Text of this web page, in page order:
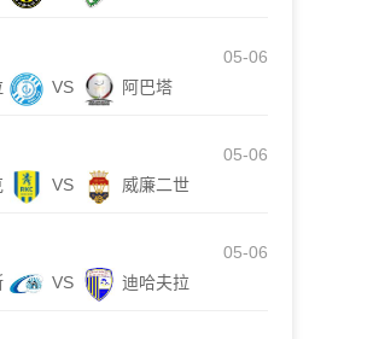
05-06
VS 阿巴塔
05-06
VS 威廉二世
05-06
VS 迪哈夫拉